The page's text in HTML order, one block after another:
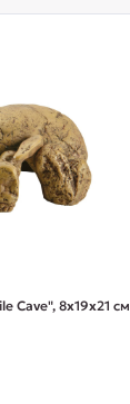
Cave", 8x19x21 см